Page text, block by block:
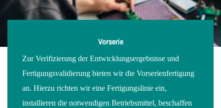
Vorserie
Zur Verifizierung der Entwicklungsergebnisse und
Fertigungsvalidierung bieten wir die Vorserienfertigung
an. Hierzu richten wir eine Fertigungslinie ein,
installieren die notwendigen Betriebsmittel, beschaffen